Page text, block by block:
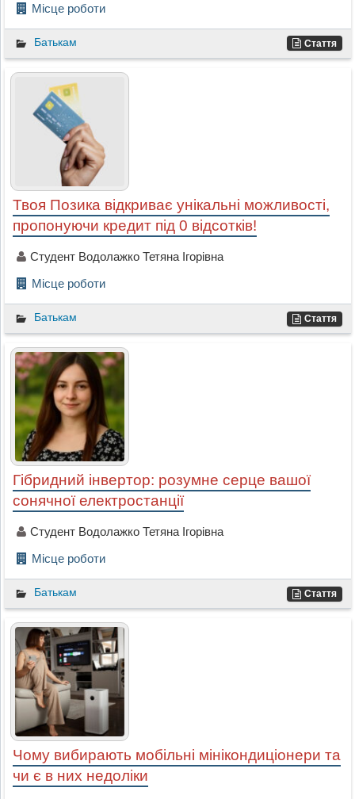
Місце роботи
Батькам Стаття
Твоя Позика відкриває унікальні можливості,
пропонуючи кредит під 0 відсотків!
Студент Водолажко Тетяна Ігорівна
Місце роботи
Батькам Стаття
Гібридний інвертор: розумне серце вашої
сонячної електростанції
Студент Водолажко Тетяна Ігорівна
Місце роботи
Батькам Стаття
Чому вибирають мобільні мінікондиціонери та
чи є в них недоліки